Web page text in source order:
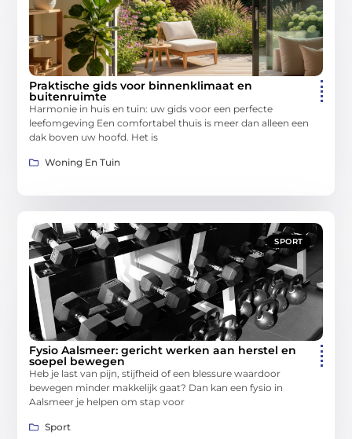
Praktische gids voor binnenklimaat en
buitenruimte
Harmonie in huis en tuin: uw gids voor een perfecte
leefomgeving Een comfortabel thuis is meer dan alleen een
dak boven uw hoofd. Het is
Woning En Tuin
SPORT
Fysio Aalsmeer: gericht werken aan herstel en
soepel bewegen
Heb je last van pijn, stijfheid of een blessure waardoor
bewegen minder makkelijk gaat? Dan kan een fysio in
Aalsmeer je helpen om stap voor
Sport